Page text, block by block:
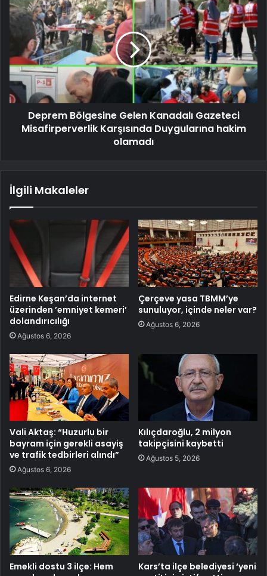
Deprem Bölgesine Gelen Kanadalı Gazeteci
Misafirperverlik Karşısında Duygularına hakim
olamadı
İlgili Makaleler
Edirne Keşan’da internet
üzerinden ’emniyet kemeri’
dolandırıcılığı
Ağustos 6, 2026
Çerçeve yasa TBMM’ye
sunuluyor, içinde neler var?
Ağustos 6, 2026
Vali Aktaş: “Huzurlu bir
bayram için gerekli asayiş
ve trafik tedbirleri alındı”
Ağustos 6, 2026
Kılıçdaroğlu, 2 milyon
takipçisini kaybetti
Ağustos 5, 2026
Emekli dostu 3 ilçe: Hem
Kars’ta ilçe belediyesi ‘yeni